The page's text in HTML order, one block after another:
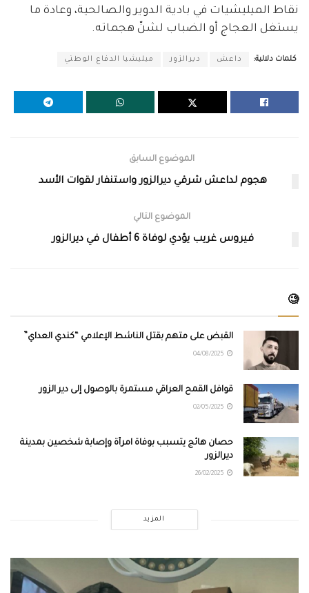
نقاط الميليشيات في بادية الدوير والصالحية، وعادة ما
يستغل العجاج أو الضباب لشنّ هجماته.
كلمات دلالية: داعش ديرالزور ميليشيا الدفاع الوطني
الموضوع السابق
هجوم لداعش شرقي ديرالزور واستنفار لقوات الأسد
الموضوع التالي
فيروس غريب يؤدي لوفاة 6 أطفال في ديرالزور
🧐
القبض على متهم بقتل الناشط الإعلامي “كندي العداي”
قوافل القمح العراقي مستمرة بالوصول إلى دير الزور
حصان هائج يتسبب بوفاة امرأة وإصابة شخصين بمدينة
ديرالزور
المزيد